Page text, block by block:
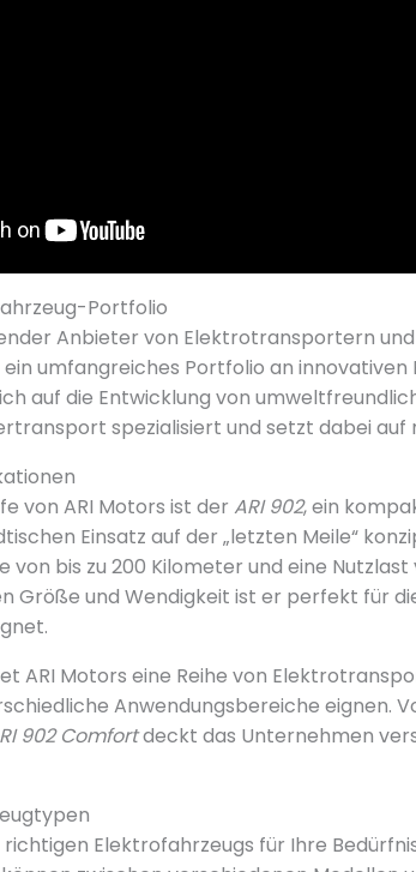
Portfolio
Anbieter von Elektrotransportern
umfangreiches Portfolio an innovativen
auf die Entwicklung von
spezialisiert und setzt dabei auf
von ARI Motors ist der ARI 902, ein
Einsatz auf der „letzten Meile“
von bis zu 200 Kilometer und eine
Größe und Wendigkeit ist er perfekt für
ARI Motors eine Reihe von
Anwendungsbereiche eignen.
902 Comfortdeckt das Unternehmen
richtigen Elektrofahrzeugs für Ihre